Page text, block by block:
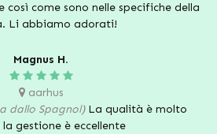
come sono nelle specifiche della
Li abbiamo adorati!
Magnus H.
aarhus
dallo Spagnol)La qualità è molto
gestione è eccellente